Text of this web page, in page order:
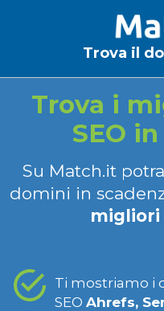
Trova il
Trova i
SEO
Su Match.it
domini in
migliori
Ti mostriamo i
SEO Ahrefs,